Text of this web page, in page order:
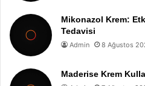
Mikonazol Krem:
Tedavisi
Admin 8 Ağustos
Maderise Krem